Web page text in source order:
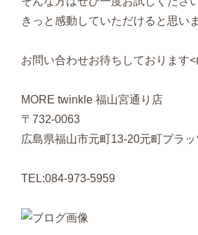
きっと感動していただけると思い
お問い合わせお待ちしております
MORE twinkle 福山宮通り店
〒732-0063
広島県福山市元町13-20元町プラ
TEL:084-973-5959